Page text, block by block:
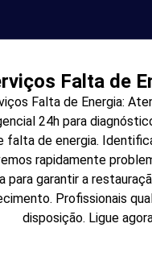
Falta de
Falta de Energia:
24h para
falta de energia.
rapidamente
para garantir a
Profissionais
disposição. Ligue